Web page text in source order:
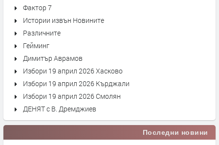
Фактор 7
Истории извън Новините
Различните
Гейминг
Димитър Аврамов
Избори 19 април 2026 Хасково
Избори 19 април 2026 Кърджали
Избори 19 април 2026 Смолян
ДЕНЯТ с В. Дремджиев
Последни новини